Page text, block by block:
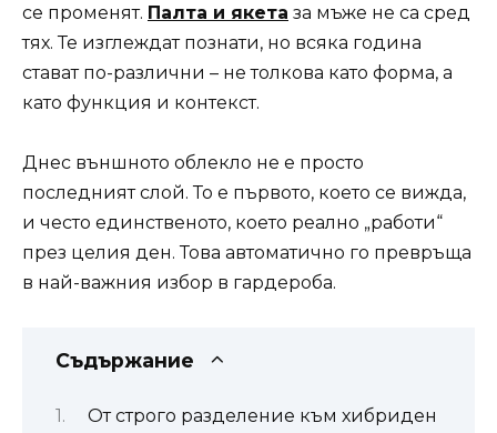
се променят. Палта и якета за мъже не са сред
тях. Те изглеждат познати, но всяка година
стават по-различни – не толкова като форма, а
като функция и контекст.
Днес външното облекло не е просто
последният слой. То е първото, което се вижда,
и често единственото, което реално „работи“
през целия ден. Това автоматично го превръща
в най-важния избор в гардероба.
Съдържание
От строго разделение към хибриден